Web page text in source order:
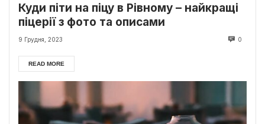
Куди піти на піцу в Рівному – найкращі
піцерії з фото та описами
9 Грудня, 2023 0
READ MORE